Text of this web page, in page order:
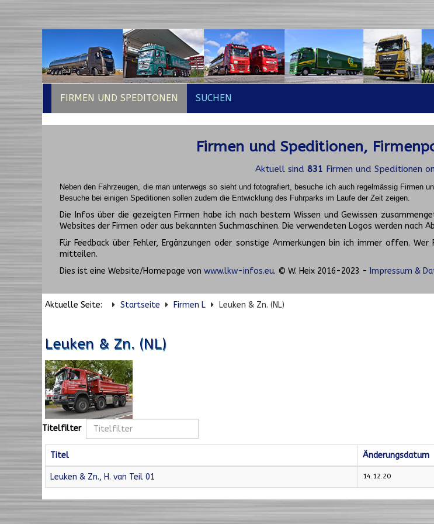
FIRMEN UND SPEDITONEN SUCHEN
Firmen und Speditionen,
Aktuell sind 831 Firmen und Speditionen
Neben den Fahrzeugen, die man unterwegs so sieht und fotografiert, besuche ich auch regelmässig Firmen
Besuche bei einigen Speditionen sollen zudem die Entwicklung des Fuhrparks im Laufe der Zeit zeigen.
Die Infos über die gezeigten Firmen habe ich nach bestem Wissen und Gewissen
Websites der Firmen oder aus bekannten Suchmaschinen. Die verwendeten Logos werden nach
Für Feedback über Fehler, Ergänzungen oder sonstige Anmerkungen bin ich immer offen.
mitteilen.
Dies ist eine Website/Homepage von www.lkw-infos.eu. © W. Heix 2016-2023 - Impressum &
Aktuelle Seite: Startseite Firmen L Leuken & Zn. (NL)
Leuken & Zn. (NL)
Titelfilter
Titel Änderungsdatum
Leuken & Zn., H. van Teil 01 14.12.20